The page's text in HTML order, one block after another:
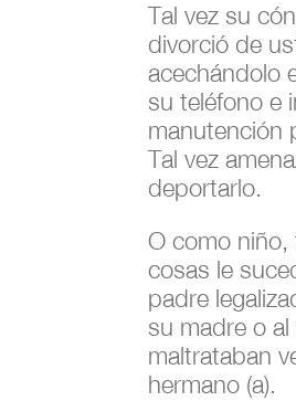
Tal vez su
divorció de
acechándolo
su teléfono e
manutención
Tal vez
deportarlo.
O como niño,
cosas le
padre
su madre o
maltrataban
hermano (a).